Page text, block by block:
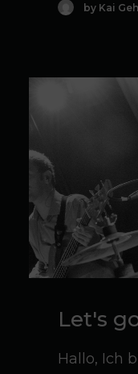
by Kai
Let's
Hallo, Ich